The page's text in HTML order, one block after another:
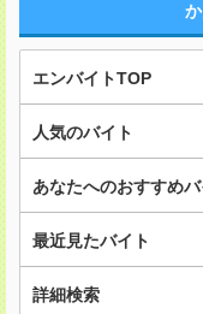
エンバイトTOP
人気のバイト
あなたへのおすすめバ
最近見たバイト
詳細検索